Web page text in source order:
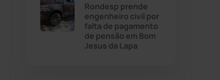
Érico Cardoso (82)
Rondesp prende
engenheiro civil por
falta de pagamento
de pensão em Bom
Jesus da Lapa